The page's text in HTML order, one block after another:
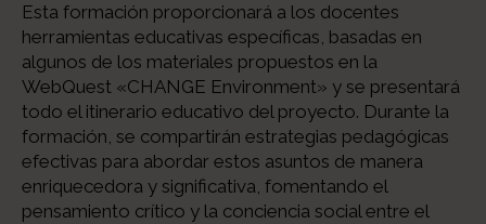
Esta formación proporcionará a los docentes
herramientas educativas específicas, basadas en
algunos de los materiales propuestos en la
WebQuest «CHANGE Environment» y se presentará
todo el itinerario educativo del proyecto. Durante la
formación, se compartirán estrategias pedagógicas
efectivas para abordar estos asuntos de manera
enriquecedora y significativa, fomentando el
pensamiento crítico y la conciencia social entre el